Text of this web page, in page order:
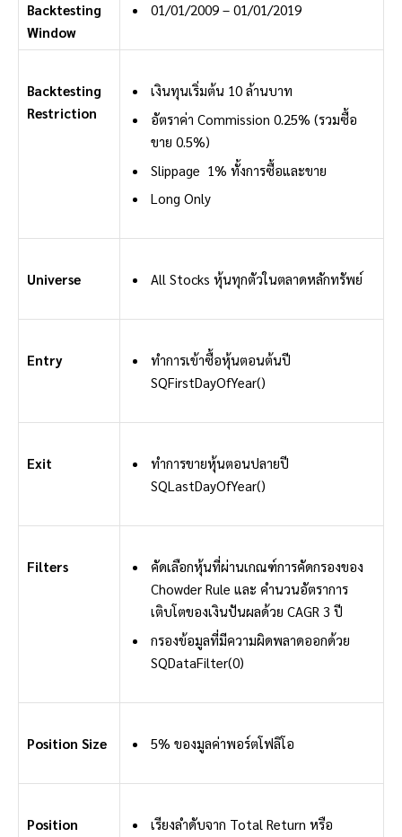
Backtesting
Window
01/01/2009 – 01/01/2019
Backtesting
Restriction
เงินทุนเริ่มต้น 10 ล้านบาท
อัตราค่า Commission 0.25% (รวมซื้อ
ขาย 0.5%)
Slippage 1% ทั้งการซื้อและขาย
Long Only
Universe All Stocks หุ้นทุกตัวในตลาดหลักทรัพย์
Entry
ทำการเข้าซื้อหุ้นตอนต้นปี
SQFirstDayOfYear()
Exit
ทำการขายหุ้นตอนปลายปี
SQLastDayOfYear()
Filters
คัดเลือกหุ้นที่ผ่านเกณฑ์การคัดกรองของ
Chowder Rule และ คำนวนอัตราการ
เติบโตของเงินปันผลด้วย CAGR 3 ปี
กรองข้อมูลที่มีความผิดพลาดออกด้วย
SQDataFilter(0)
Position Size 5% ของมูลค่าพอร์ตโฟลิโอ
Position
เรียงลำดับจาก Total Return หรือ